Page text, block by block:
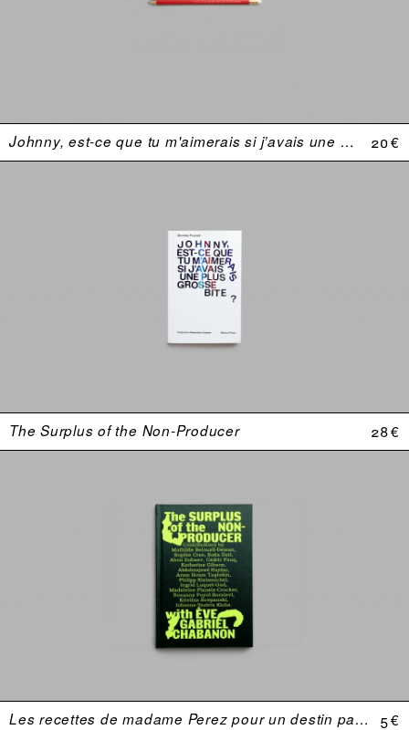
Johnny, est-ce que tu m'aimerais si j’avais une plus grosse bite ? 20 €
The Surplus of the Non-Producer 28 €
Les recettes de madame Perez pour un destin parfait 5 €